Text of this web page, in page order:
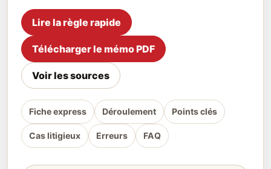
Lire la règle rapide
Télécharger le mémo PDF
Voir les sources
Fiche express Déroulement Points clés
Cas litigieux Erreurs FAQ